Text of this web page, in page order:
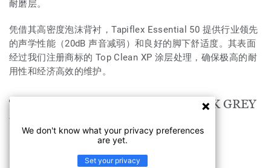
耐磨层。
凭借其高密度泡沫背衬，Tapiflex Essential 50 提供行业领先
的声学性能（20dB 声音减弱）和良好的脚下舒适度。其表面
经过我们注册商标的 Top Clean XP 涂层处理，确保极高的耐
用性和经济高效的维护。
TAPIFLEX ESSENTIAL 50 Tisse DARK GREY
适用于以下空间
We don't know what your privacy preferences
are yet.
Set your privacy